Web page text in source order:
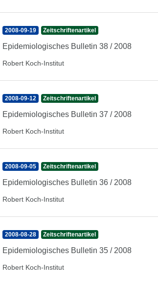
2008-09-19 Zeitschriftenartikel
Epidemiologisches Bulletin 38 / 2008
Robert Koch-Institut
2008-09-12 Zeitschriftenartikel
Epidemiologisches Bulletin 37 / 2008
Robert Koch-Institut
2008-09-05 Zeitschriftenartikel
Epidemiologisches Bulletin 36 / 2008
Robert Koch-Institut
2008-08-28 Zeitschriftenartikel
Epidemiologisches Bulletin 35 / 2008
Robert Koch-Institut